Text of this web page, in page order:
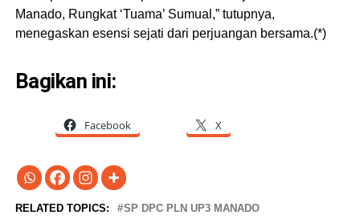
Manado, Rungkat ‘Tuama’ Sumual,” tutupnya,
menegaskan esensi sejati dari perjuangan bersama.(*)
Bagikan ini:
Facebook X
RELATED TOPICS: SP DPC PLN UP3 MANADO